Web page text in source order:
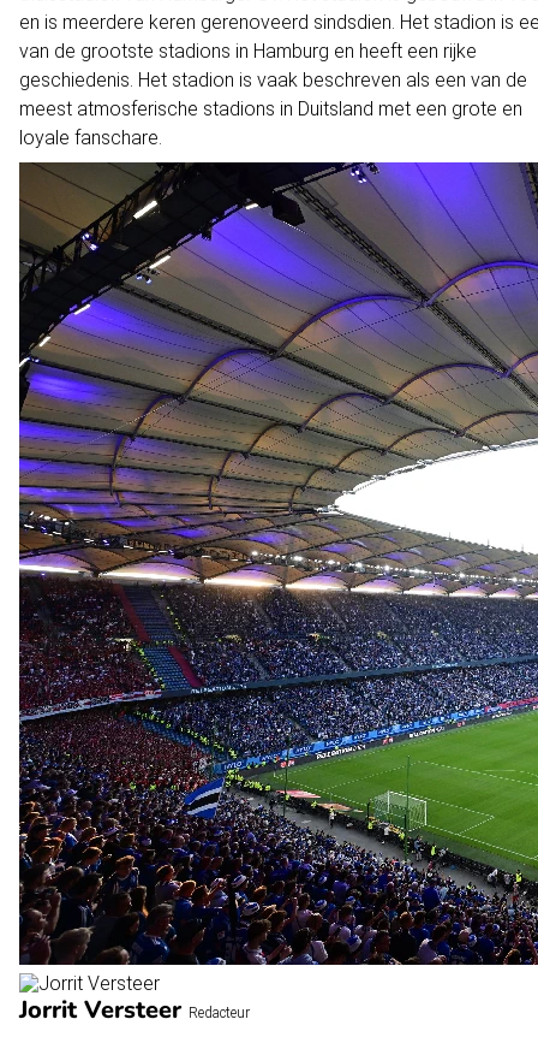
en is meerdere keren gerenoveerd sindsdien. Het stadion is
van de grootste stadions in Hamburg en heeft een rijke
geschiedenis. Het stadion is vaak beschreven als een van de
meest atmosferische stadions in Duitsland met een grote en
loyale fanschare.
Jorrit Versteer Redacteur